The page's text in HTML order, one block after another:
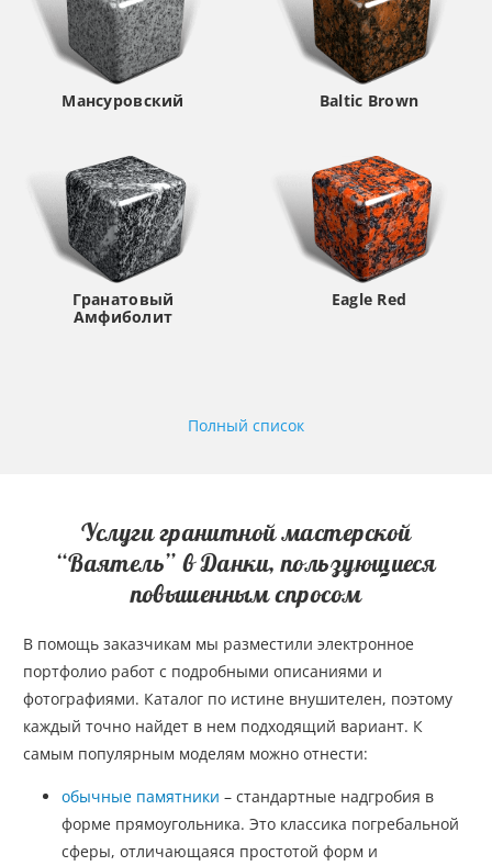
Мансуровский Baltic Brown
Гранатовый
Амфиболит
Eagle Red
Полный список
Услуги гранитной мастерской
“Ваятель” в Данки, пользующиеся
повышенным спросом
В помощь заказчикам мы разместили электронное
портфолио работ с подробными описаниями и
фотографиями. Каталог по истине внушителен, поэтому
каждый точно найдет в нем подходящий вариант. К
самым популярным моделям можно отнести:
обычные памятники – стандартные надгробия в
форме прямоугольника. Это классика погребальной
сферы, отличающаяся простотой форм и